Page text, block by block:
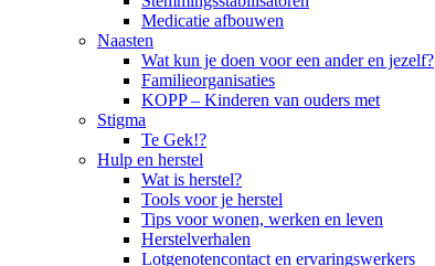
Medicatie afbouwen
Naasten
Wat kun je doen voor een ander en jezelf?
Familieorganisaties
KOPP – Kinderen van ouders met
Stigma
Te Gek!?
Hulp en herstel
Wat is herstel?
Tools voor je herstel
Tips voor wonen, werken en leven
Herstelverhalen
Lotgenotencontact en ervaringswerkers